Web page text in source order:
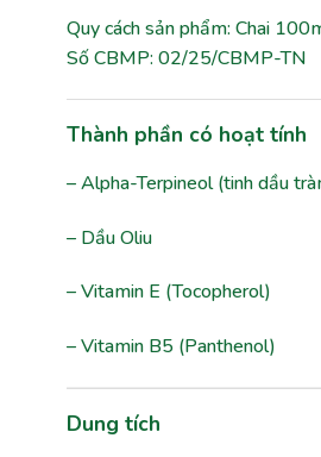
Quy cách sản phẩm: Chai
Số CBMP: 02/25/CBMP-TN
Thành phần có hoạt tính
– Alpha-Terpineol (tinh dầu
– Dầu Oliu
– Vitamin E (Tocopherol)
– Vitamin B5 (Panthenol)
Dung tích